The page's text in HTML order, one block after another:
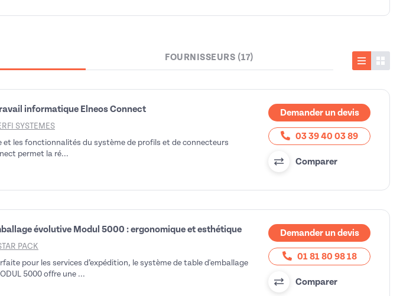
FOURNISSEURS (17)
Liste
informatique Elneos Connect
SYSTEMES
et les fonctionnalités du système de profils et de connecteurs
permet la ré...
Demander un devis
03 39 40 03 89
Comparer
évolutive Modul 5000 : ergonomique et esthétique
PACK
pour les services d’expédition, le système de table d'emballage
5000 offre une ...
Demander un devis
01 81 80 98 18
Comparer